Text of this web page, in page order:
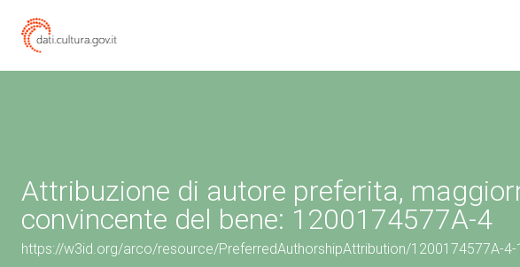
Attribuzione di autore preferita,
convincente del bene: 1200174577A-4
https://w3id.org/arco/resource/PreferredAuthorshipAttribution/1200174577A-4-1